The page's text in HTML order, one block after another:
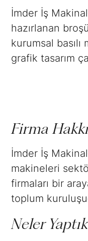
İmder İş
hazırlanan
kurumsal
grafik tasarım
Firma
İmder İş
makineleri
firmaları bir
toplum
Neler